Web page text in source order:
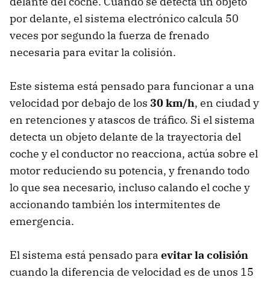
por delante, el sistema electrónico calcula 50
veces por segundo la fuerza de frenado
necesaria para evitar la colisión.
Este sistema está pensado para funcionar a una
velocidad por debajo de los 30 km/h, en ciudad y
en retenciones y atascos de tráfico. Si el sistema
detecta un objeto delante de la trayectoria del
coche y el conductor no reacciona, actúa sobre el
motor reduciendo su potencia, y frenando todo
lo que sea necesario, incluso calando el coche y
accionando también los intermitentes de
emergencia.
El sistema está pensado para evitar la colisión
cuando la diferencia de velocidad es de unos 15